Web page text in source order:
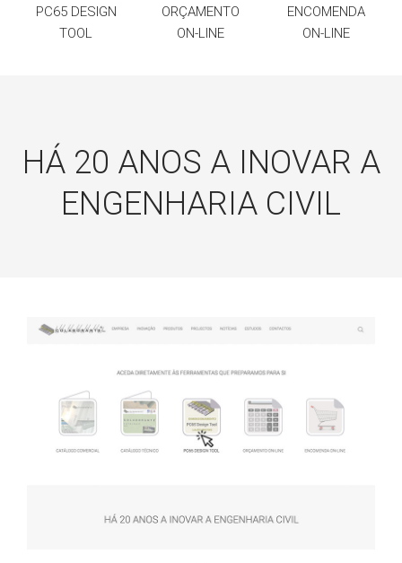
PC65 DESIGN
TOOL
ORÇAMENTO
ON-LINE
ENCOMENDA
ON-LINE
HÁ 20 ANOS A INOVAR A
ENGENHARIA CIVIL